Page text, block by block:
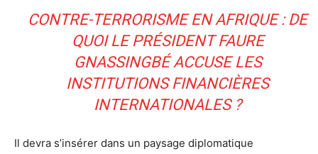
CONTRE-TERRORISME EN AFRIQUE : DE
QUOI LE PRÉSIDENT FAURE
GNASSINGBÉ ACCUSE LES
INSTITUTIONS FINANCIÈRES
INTERNATIONALES ?
Il devra s’insérer dans un paysage diplomatique